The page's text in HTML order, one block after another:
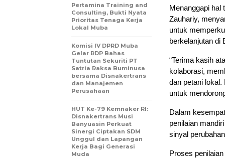
Menanggapi hal
Zauhariy,
untuk
berkelanjutan di
“Terima kasih
kolaborasi,
dan petani
untuk
Dalam
penilaian
sinyal
Proses
Pertamina Training and
Consulting, Bukti Nyata
Prioritas Tenaga Kerja
Lokal Muba
Komisi IV DPRD Muba
Gelar RDP Bahas
Tuntutan Sekuriti PT
Satria Raksa Buminusa
bersama Disnakertrans
dan Manajemen
Perusahaan
HUT Ke-79 Kemnaker RI:
Disnakertrans Musi
Banyuasin Perkuat
Sinergi Ciptakan SDM
Unggul dan Lapangan
Kerja Bagi Generasi
Muda